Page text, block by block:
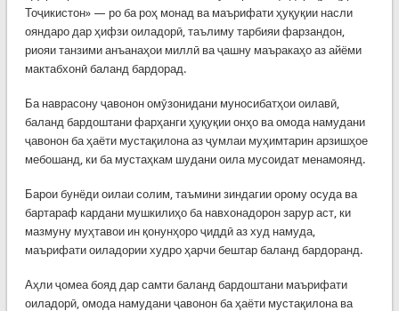
Тоҷикистон» — ро ба роҳ монад ва маърифати ҳуқуқии насли
ояндаро дар ҳифзи оиладорӣ, таълиму тарбияи фарзандон,
риояи танзими анъанаҳои миллӣ ва ҷашну маъракаҳо аз айёми
мактабхонӣ баланд бардорад.
Ба наврасону ҷавонон омӯзонидани муносибатҳои оилавӣ,
баланд бардоштани фарҳанги ҳуқуқии онҳо ва омода намудани
ҷавонон ба ҳаёти мустақилона аз ҷумлаи муҳимтарин арзишҳое
мебошанд, ки ба мустаҳкам шудани оила мусоидат менамоянд.
Барои бунёди оилаи солим, таъмини зиндагии орому осуда ва
бартараф кардани мушкилиҳо ба навхонадорон зарур аст, ки
мазмуну муҳтавои ин қонунҳоро ҷиддӣ аз худ намуда,
маърифати оиладории худро ҳарчи бештар баланд бардоранд.
Аҳли ҷомеа бояд дар самти баланд бардоштани маърифати
оиладорӣ, омода намудани ҷавонон ба ҳаёти мустақилона ва